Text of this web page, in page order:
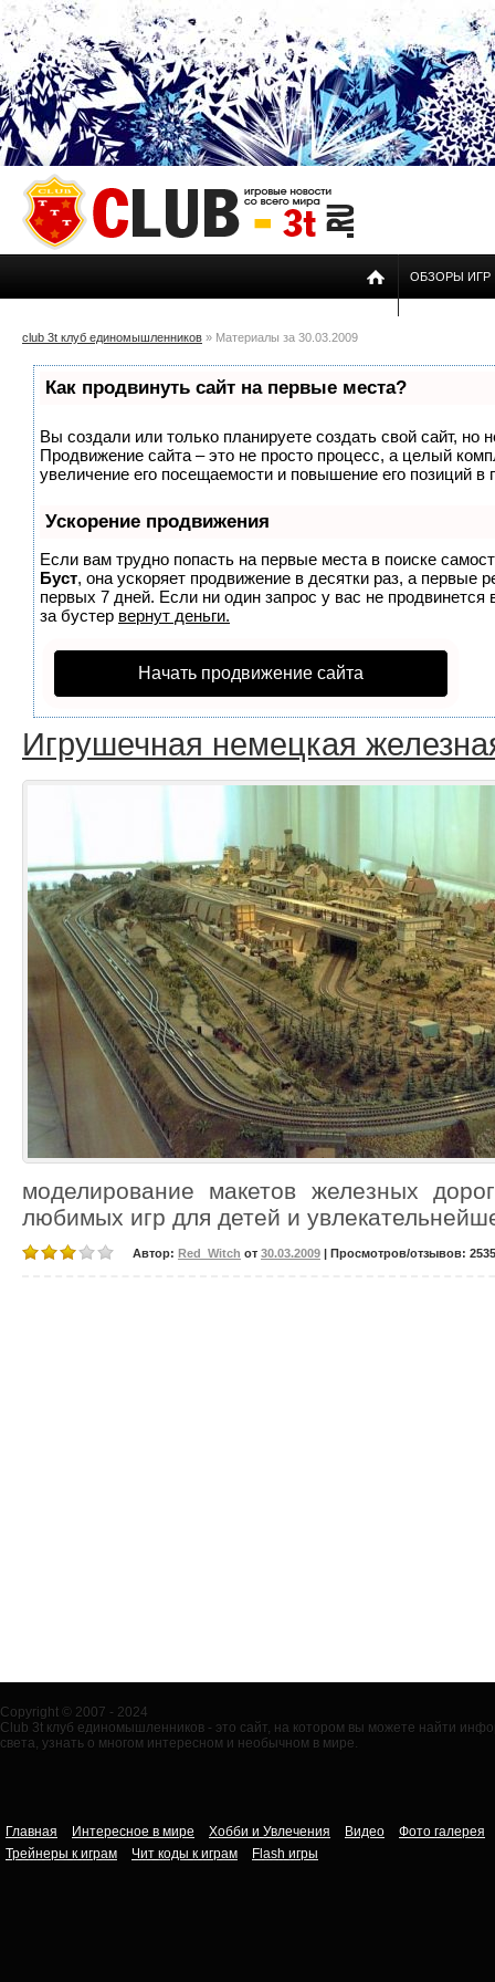
ОБЗОРЫ ИГР
club 3t клуб единомышленников » Материалы за 30.03.2009
Как продвинуть сайт на первые места?
Вы создали или только планируете создать свой сайт, но
Продвижение сайта – это не просто процесс, а целый
увеличение его посещаемости и повышение его позиций в
Ускорение продвижения
Если вам трудно попасть на первые места в поиске
Буст, она ускоряет продвижение в десятки раз, а первые
первых 7 дней. Если ни один запрос у вас не продвинется
за бустер вернут деньги.
Начать продвижение сайта
Игрушечная немецкая
моделирование макетов железных
любимых игр для детей и
Автор: Red_Witch от 30.03.2009 | Просмотров/отзывов:
Copyright © 2007 - 2024
Club 3t клуб единомышленников - это сайт, на котором вы можете найти
света, узнать о многом интересном и необычном в мире.
Главная Интересное в мире Хобби и Увлечения Видео
Фото галерея
Трейнеры к играм
Чит коды к играм Flash игры